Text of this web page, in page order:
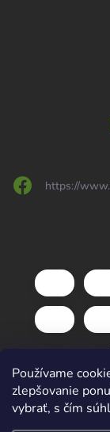
Používame
zlepšovanie
vybrať, s čím
https://
Copyright 2026